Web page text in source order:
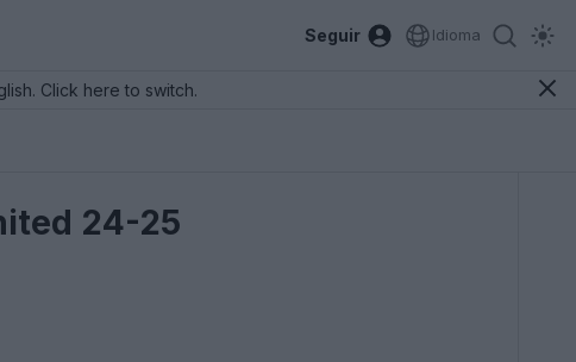
Seguir Idioma
Click here to switch.
24-25